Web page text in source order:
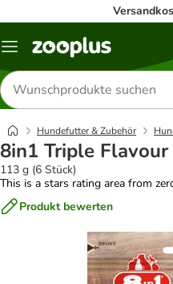
Menü
Produkte
suchen
Hundefutter & Zubehör
8in1 Triple
113 g (6 Stück)
This is a stars rating area from
Produkt bewerten